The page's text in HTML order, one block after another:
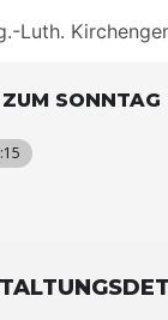
Luth.
SONNTAG